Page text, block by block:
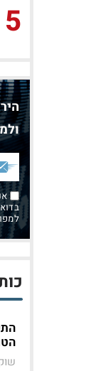
5
למפורט